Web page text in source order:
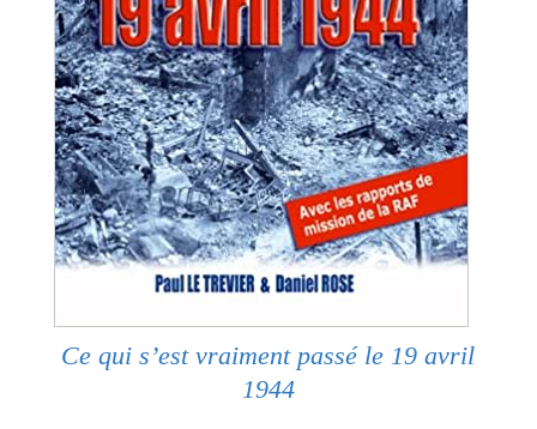
Ce qui s’est vraiment passé le 19 avril
1944